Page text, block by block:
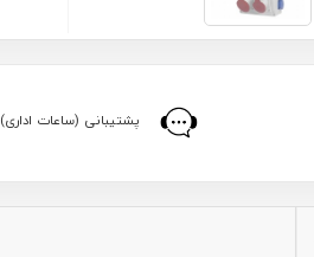
پشتیبانی (ساعات اداری)